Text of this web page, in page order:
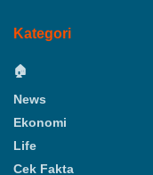
Kategori
🏠
News
Ekonomi
Life
Cek Fakta